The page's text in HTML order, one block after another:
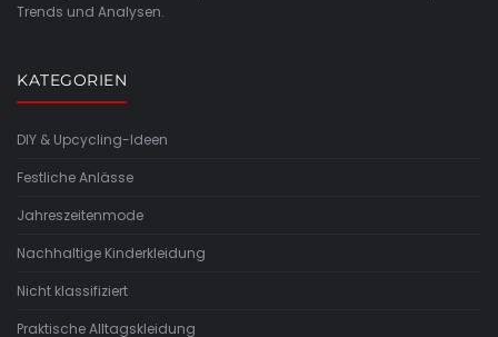
Trends und Analysen.
KATEGORIEN
DIY & Upcycling-Ideen
Festliche Anlässe
Jahreszeitenmode
Nachhaltige Kinderkleidung
Nicht klassifiziert
Praktische Alltagskleidung